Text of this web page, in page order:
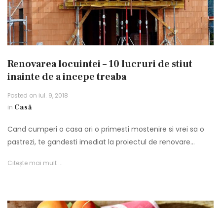
Renovarea locuintei – 10 lucruri de stiut
inainte de a incepe treaba
Posted on iul. 9, 2018
in Casă
Cand cumperi o casa ori o primesti mostenire si vrei sa o
pastrezi, te gandesti imediat la proiectul de renovare…
Citește mai mult ...